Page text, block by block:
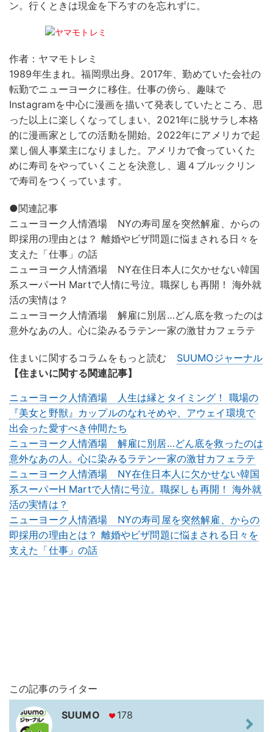
ン。行くときは現金を下ろすのを忘れずに。
作者：ヤマモトレミ
1989年生まれ。福岡県出身。2017年、勤めていた会社の
転勤でニューヨークに移住。仕事の傍ら、趣味で
Instagramを中心に漫画を描いて発表していたところ、思
った以上に楽しくなってしまい、2021年に脱サラし本格
的に漫画家としての活動を開始。2022年にアメリカで起
業し個人事業主になりました。アメリカで食っていくた
めに寿司をやっていくことを決意し、週４ブルックリン
で寿司をつくっています。
●関連記事
ニューヨーク人情酒場 NYの寿司屋を突然解雇、からの
即採用の理由とは？ 離婚やビザ問題に悩まされる日々を
支えた「仕事」の話
ニューヨーク人情酒場 NY在住日本人に欠かせない韓国
系スーパーH Martで人情に号泣。職探しも再開！ 海外就
活の実情は？
ニューヨーク人情酒場 解雇に別居…どん底を救ったのは
意外なあの人。心に染みるラテン一家の激甘カフェラテ
住まいに関するコラムをもっと読む SUUMOジャーナル
【住まいに関する関連記事】
ニューヨーク人情酒場 人生は縁とタイミング！ 職場の
『美女と野獣』カップルのなれそめや、アウェイ環境で
出会った愛すべき仲間たち
ニューヨーク人情酒場 解雇に別居…どん底を救ったのは
意外なあの人。心に染みるラテン一家の激甘カフェラテ
ニューヨーク人情酒場 NY在住日本人に欠かせない韓国
系スーパーH Martで人情に号泣。職探しも再開！ 海外就
活の実情は？
ニューヨーク人情酒場 NYの寿司屋を突然解雇、からの
即採用の理由とは？ 離婚やビザ問題に悩まされる日々を
支えた「仕事」の話
この記事のライター
SUUMO 178